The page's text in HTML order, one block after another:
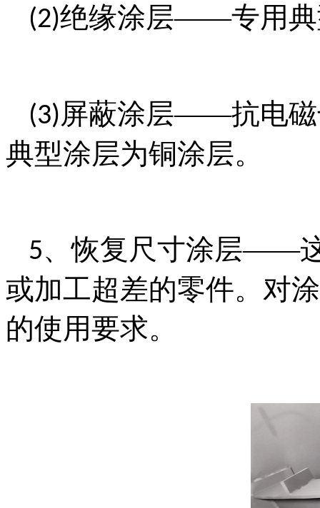
(2)绝缘涂层——专用典
(3)屏蔽涂层——抗电
典型涂层为铜涂层。
5、恢复尺寸涂层——
或加工超差的零件。对
的使用要求。